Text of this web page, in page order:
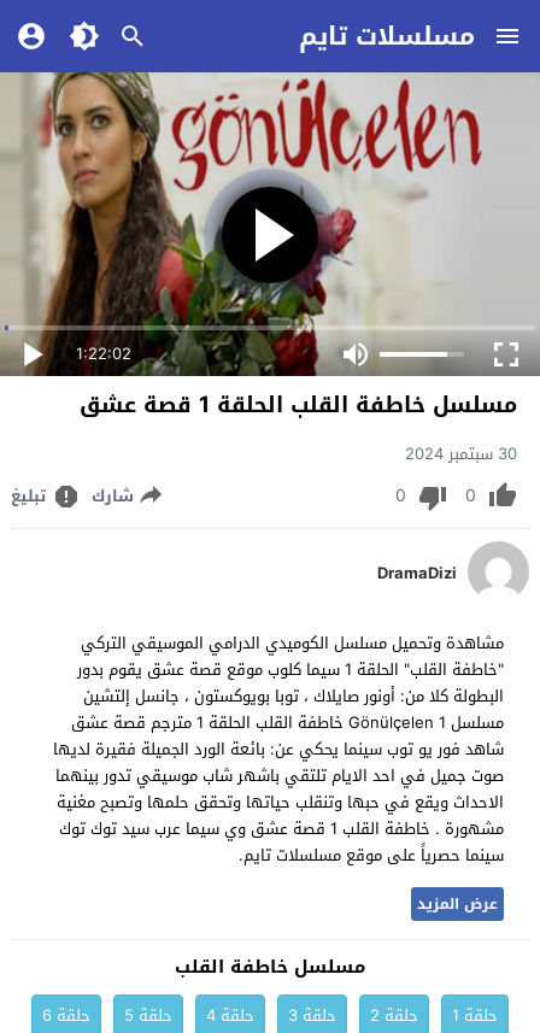
مسلسلات تايم
1:22:02
مسلسل خاطفة القلب الحلقة 1 قصة عشق
30 سبتمبر 2024
0
0 شارك تبليغ
DramaDizi
مشاهدة وتحميل مسلسل الكوميدي الدرامي الموسيقي التركي
"خاطفة القلب" الحلقة 1 سيما كلوب موقع قصة عشق يقوم بدور
البطولة كلا من: أونور صايلاك ، توبا بويوكستون ، جانسل إلتشين
مسلسل Gönülçelen 1 خاطفة القلب الحلقة 1 مترجم قصة عشق
شاهد فور يو توب سينما يحكي عن: بائعة الورد الجميلة فقيرة لديها
صوت جميل في احد الايام تلتقي باشهر شاب موسيقي تدور بينهما
الاحداث ويقع في حبها وتنقلب حياتها وتحقق حلمها وتصبح مغنية
مشهورة . خاطفة القلب 1 قصة عشق وي سيما عرب سيد توك توك
سينما حصرياً على موقع مسلسلات تايم.
عرض المزيد
مسلسل خاطفة القلب
حلقة 1 حلقة 2 حلقة 3 حلقة 4 حلقة 5
حلقة 6